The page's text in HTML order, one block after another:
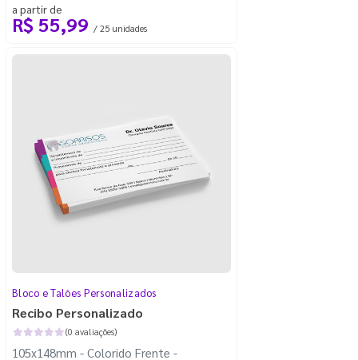
a partir de
R$ 55,99 / 25 unidades
Bloco e Talões Personalizados
Recibo Personalizado
(0 avaliações)
105x148mm - Colorido Frente -